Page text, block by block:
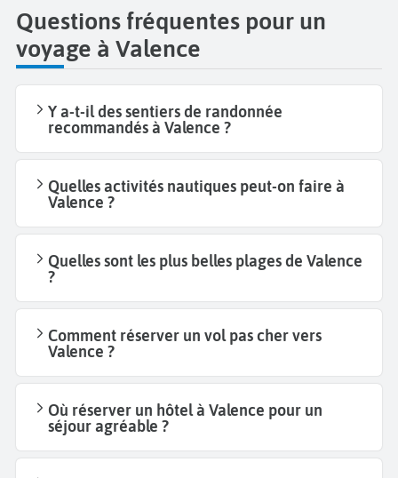
Questions fréquentes pour un
voyage à Valence
Y a-t-il des sentiers de randonnée
recommandés à Valence ?
Quelles activités nautiques peut-on faire à
Valence ?
Quelles sont les plus belles plages de Valence
?
Comment réserver un vol pas cher vers
Valence ?
Où réserver un hôtel à Valence pour un
séjour agréable ?